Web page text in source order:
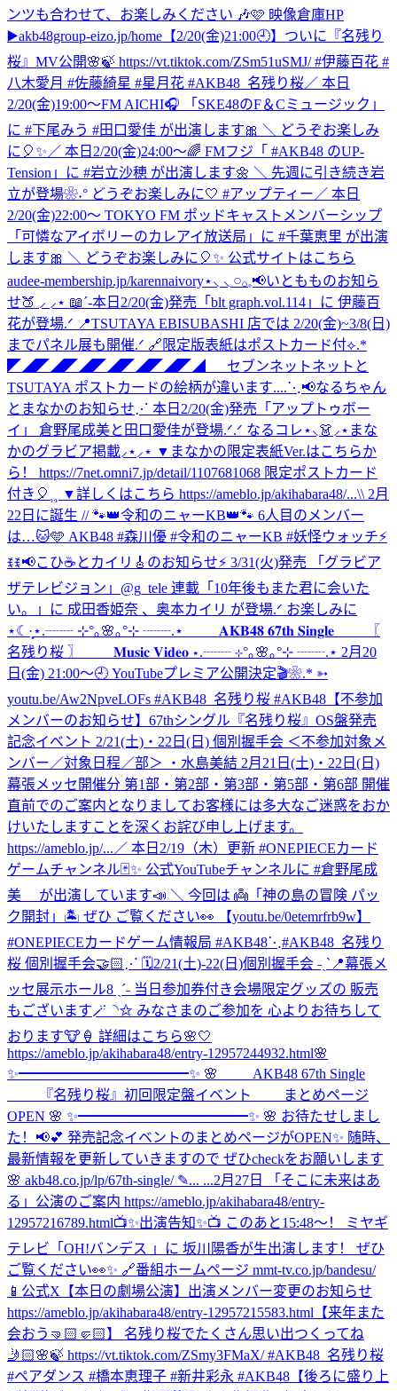
ンツも合わせて、お楽しみください 🎶🩷 映像倉庫HP
▶️akb48group-eizo.jp/home 【2/20(金)21:00🕘】ついに『名残り
桜』MV公開🌸🍃 https://vt.tiktok.com/ZSm51uSMJ/ #伊藤百花 #
八木愛月 #佐藤綺星 #星月花 #AKB48_名残り桜／ 本日
2/20(金)19:00～FM AICHI🎧 「SKE48のF＆Cミュージック」
に #下尾みう #田口愛佳 が出演します🎀 ＼ どうぞお楽しみ
に🎈✨ ／ 本日2/20(金)24:00～🌈 FMフジ「 #AKB48 のUP-
Tension」に #岩立沙穂 が出演します🌼 ＼ 先週に引き続き岩
立が登場❀˖° どうぞお楽しみに🤍 #アップティー ／ 本日
2/20(金)22:00～ TOKYO FM ポッドキャストメンバーシップ
「可憐なアイボリーのカレアイ放送局」に #千葉恵里 が出演
します🎀 ＼ どうぞお楽しみに🎈✨ 公式サイトはこちら
audee-membership.jp/karennaivory⋆⸜ ⸜ 𓏸𓂂𓈒📢いともものお知ら
せ🍑 ⸝‍ ⸝‍⋆ 📖´-本日2/20(金)発売「blt graph.vol.114」に 伊藤百
花が登場.ᐟ 📍TSUTAYA EBISUBASHI 店では 2/20(金)~3/8(日)
までパネル展も開催.ᐟ 🔗限定版表紙はポストカード付⟡.*
◤◢◤◢◤◢◤◢◤◢◤◢◤◢ セブンネットネットと
TSUTAYA ポストカードの絵柄が違います....⋱📢なるちゃん
とまなかのお知らせ⋰ 本日2/20(金)発売「アップトゥボー
イ」 倉野尾成美と田口愛佳が登場.ᐟ.ᐟ なるコレ⋆⸜👗⸝‍⋆まな
かのグラビア掲載⸝⋆⸝⋆ ▼まなかの限定表紙Ver.はこちらか
ら！ https://7net.omni7.jp/detail/1107681068 限定ポストカード
付き🎈⸒⸒ ▼詳しくはこちら https://ameblo.jp/akihabara48/...\\ 2月
22日に誕生 // 🐾👑令和のニャーKB👑🐾 6人目のメンバー
は…🐱🩵 AKB48 #森川優 #令和のニャーKB #妖怪ウォッチ⚡
ꉂꉂ📢こひ☕️とカイリ🎸のお知らせ⚡ 3/31(火)発売 「グラビア
ザテレビジョン」@g_tele 連載「10年後もまた君に会いた
い。」に 成田香姫奈 、奥本カイリ が登場.ᐟ お楽しみに
⋆☾·̩͙⋆.┈┈ ⊹°｡🌸｡°⊹ ┈┈.⋆ 𝐀𝐊𝐁𝟒𝟖 𝟔𝟕𝐭𝐡 𝐒𝐢𝐧𝐠𝐥𝐞 〖
名残り桜 〗 𝐌𝐮𝐬𝐢𝐜 𝐕𝐢𝐝𝐞𝐨 ⋆.┈┈ ⊹°｡🌸｡°⊹ ┈┈.⋆ 2月20
日(金) 21:00〜🕘 YouTubeプレミア公開決定🎬❀.* ➳
youtu.be/Aw2NpveLOFs #AKB48_名残り桜 #AKB48 【不参加
メンバーのお知らせ】67thシングル『名残り桜』OS盤発売
記念イベント 2/21(土)・22日(日) 個別握手会 ＜不参加対象メ
ンバー／対象日程／部＞ ・水島美結 2月21日(土)・22日(日)
幕張メッセ開催分 第1部・第2部・第3部・第5部・第6部 開催
直前でのご案内となりましてお客様には多大なご迷惑をおか
けいたしますことを深くお詫び申し上げます。
https://ameblo.jp/... ／ 本日2/19（木）更新 #ONEPIECEカード
ゲームチャンネル🃏✨ 公式YouTubeチャンネルに #倉野尾成
美 が出演しています📣 ＼ 今回は 👼「神の島の冒険 パッ
ク開封」🏝️ ぜひ ご覧ください👀 【youtu.be/0etemrfrb9w】
#ONEPIECEカードゲーム情報局 #AKB48⋱#AKB48_名残り
桜 個別握手会🤝🏻⋰ 🗓️2/21(土)-22(日)個別握手会 ˗ˏˋ📍幕張メ
ッセ展示ホール8 ˎˊ˗ 当日参加券付き会場限定グッズの 販売
もございます🪄◝✩ みなさまのご参加を 心よりお待ちして
おります🐮🍦 詳細はこちら🌸🤍
https://ameblo.jp/akihabara48/entry-12957244932.html🌸
✨━━━━━━━━━━━━✨ 🌸 AKB48 67th Single
『名残り桜』初回限定盤イベント まとめページ
OPEN 🌸 ✨━━━━━━━━━━━━✨ 🌸 お待たせしまし
た！📢💕 発売記念イベントのまとめページがOPEN✨ 随時、
最新情報を更新していきますので ぜひcheckをお願いします
🌸 akb48.co.jp/lp/67th-single/ ✎... ...2月27日 「そこに未来はあ
る」公演のご案内 https://ameblo.jp/akihabara48/entry-
12957216789.html📺✨出演告知✨📺 このあと15:48〜！ ミヤギ
テレビ「OH!バンデス 」に 坂川陽香が生出演します！ ぜひ
ご覧ください👀✨ 🔗番組ホームページ mmt-tv.co.jp/bandesu/
📱公式X 【本日の劇場公演】出演メンバー変更のお知らせ
https://ameblo.jp/akihabara48/entry-12957215583.html 【来年また
会おう🤜🏻🤛🏻】 名残り桜でたくさん思い出つくってね
🤳🏻🌸🍃 https://vt.tiktok.com/ZSmy3FMaX/ #AKB48_名残り桜
#ペアダンス #橋本恵理子 #新井彩永 #AKB48 【後ろに盛り上